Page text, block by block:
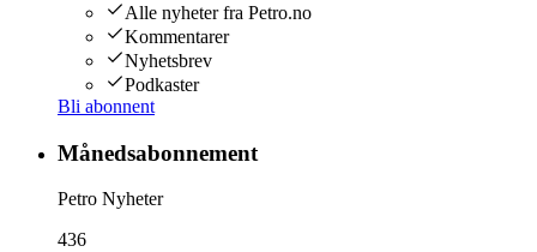
Alle nyheter fra Petro.no
Kommentarer
Nyhetsbrev
Podkaster
Bli abonnent
Månedsabonnement
Petro Nyheter
436